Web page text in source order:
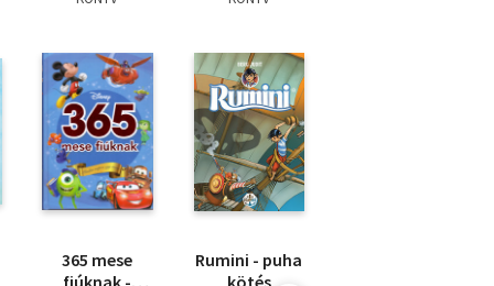
365 mese
fiúknak -
Rumini - puha
kötés